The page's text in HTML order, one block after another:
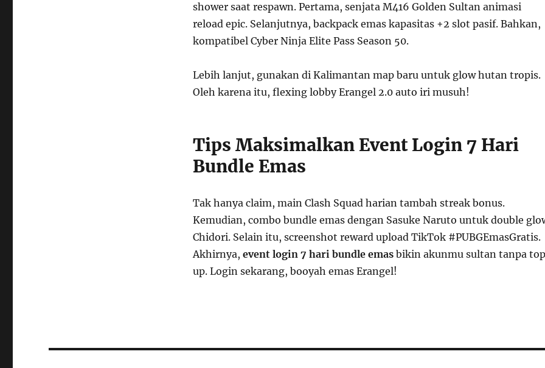
shower saat respawn. Pertama, senjata M416 Golden Sultan animasi
reload epic. Selanjutnya, backpack emas kapasitas +2 slot pasif. Bahkan,
kompatibel Cyber Ninja Elite Pass Season 50.
Lebih lanjut, gunakan di Kalimantan map baru untuk glow hutan tropis.
Oleh karena itu, flexing lobby Erangel 2.0 auto iri musuh!
Tips Maksimalkan Event Login 7 Hari
Bundle Emas
Tak hanya claim, main Clash Squad harian tambah streak bonus.
Kemudian, combo bundle emas dengan Sasuke Naruto untuk double
Chidori. Selain itu, screenshot reward upload TikTok #PUBGEmasGratis.
Akhirnya, event login 7 hari bundle emasbikin akunmu sultan tanpa
up. Login sekarang, booyah emas Erangel!